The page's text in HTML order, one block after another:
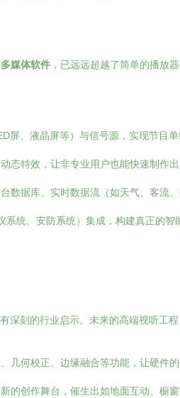
多媒体软件 ，已远远超越了简单的播放
屏、液晶屏等）与信号源，实现节目
态特效，让非专业用户也能快速制作
数据库、实时数据流（如天气、客流
统、安防系统）集成，构建真正的智
刻的行业启示。未来的高端视听工
何校正、边缘融合等功能，让硬件
的创作舞台，催生出如地面互动、橱